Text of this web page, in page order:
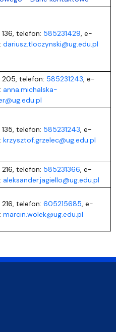
telefon: 585231429 , e-
dariusz.tloczynski@ug.edu.pl
205, telefon: 585231243 , e-
anna.michalska-
telefon: 585231243 , e-
krzysztof.grzelec@ug.edu.pl
telefon: 585231366 , e-
aleksander.jagiello@ug.edu.pl
telefon: 605215685 , e-
marcin.wolek@ug.edu.pl